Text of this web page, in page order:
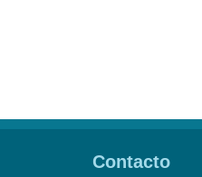
Contacto